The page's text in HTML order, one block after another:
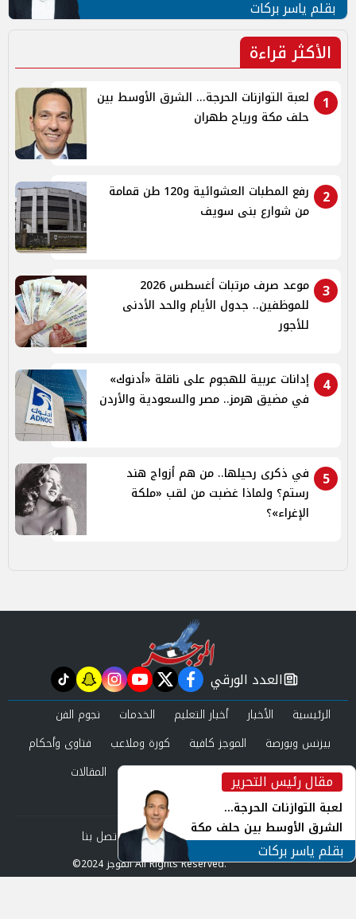
بقلم ياسر بركات
الأكثر قراءة
1
لعبة التوازنات الحرجة... الشرق الأوسط بين
حلف مكة ورياح طهران
2
رفع المطبات العشوائية و120 طن قمامة
من شوارع بنى سويف
3
موعد صرف مرتبات أغسطس 2026
للموظفين.. جدول الأيام والحد الأدنى
للأجور
4
إدانات عربية للهجوم على ناقلة «أدنوك»
في مضيق هرمز.. مصر والسعودية والأردن
5
في ذكرى رحيلها.. من هم أزواج هند
رستم؟ ولماذا غضبت من لقب «ملكة
الإغراء»؟
مقال رئيس التحرير
لعبة التوازنات الحرجة...
الشرق الأوسط بين حلف مكة
ورياح طهران
بقلم ياسر بركات
newspaper
العدد الورقي facebook
twitter
youtube
instagram
snapchat
tiktok
الرئيسية الأخبار أخبار التعليم الخدمات
نجوم الفن
بيزنس وبورصة
الموجز كافية كورة وملاعب
فتاوى وأحكام
صحة وجمال
عرب وعالم حوادث ومحاكم
المقالات
العدد الورقي
من نحن
سياسة الخصوصية اتصل بنا
©2024 الموجز All Rights Reserved.